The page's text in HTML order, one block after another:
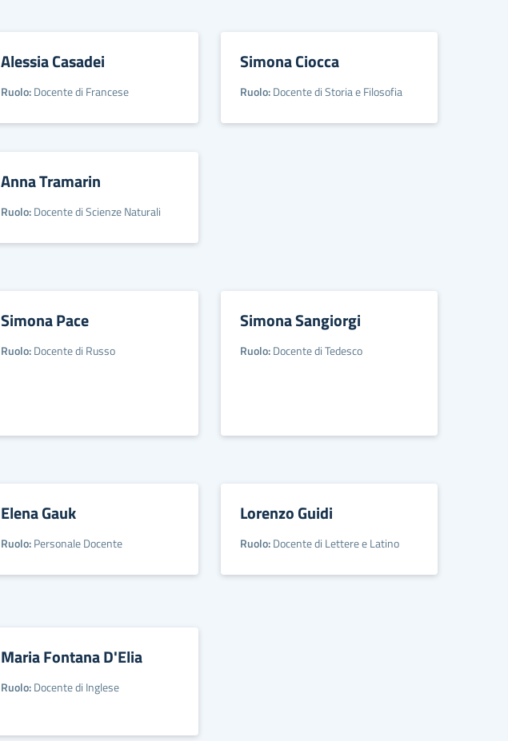
Alessia Casadei
Ruolo:Docente di Francese
Simona Ciocca
Ruolo:Docente di Storia e Filosofia
Anna Tramarin
Ruolo:Docente di Scienze Naturali
Simona Pace
Ruolo:Docente di Russo
Simona Sangiorgi
Ruolo:Docente di Tedesco
Elena Gauk
Ruolo:Personale Docente
Lorenzo Guidi
Ruolo:Docente di Lettere e Latino
Maria Fontana D'Elia
Ruolo:Docente di Inglese